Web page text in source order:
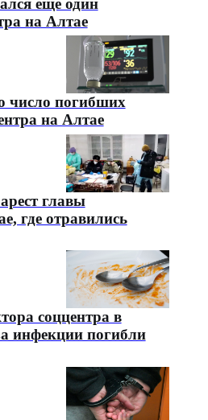
еще один
на Алтае
число погибших
на Алтае
главы
где отравились
соццентра в
инфекции погибли